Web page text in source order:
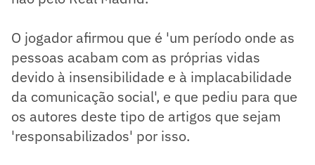
O jogador afirmou que é 'um período onde as
pessoas acabam com as próprias vidas
devido à insensibilidade e à implacabilidade
da comunicação social', e que pediu para que
os autores deste tipo de artigos que sejam
'responsabilizados' por isso.